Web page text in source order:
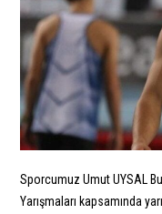
Sporcumuz Umut UYSAL
Yarışmaları kapsamında